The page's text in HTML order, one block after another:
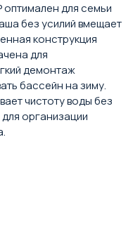
для семьи
без усилий вмещает
конструкция
для
демонтаж
бассейн на зиму.
чистоту воды без
организации